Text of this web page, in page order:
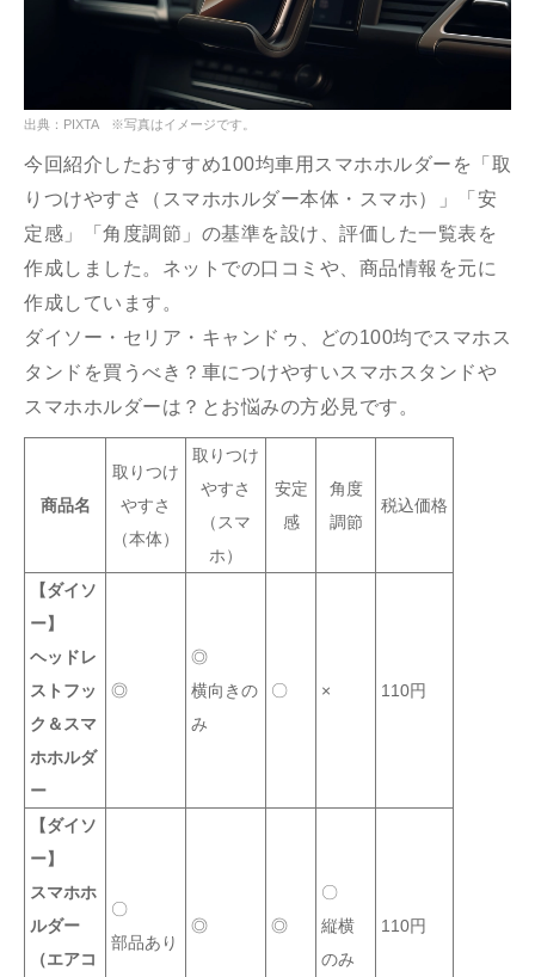
出典：PIXTA ※写真はイメージです。
今回紹介したおすすめ100均車用スマホホルダーを「取
りつけやすさ（スマホホルダー本体・スマホ）」「安
定感」「角度調節」の基準を設け、評価した一覧表を
作成しました。ネットでの口コミや、商品情報を元に
作成しています。
ダイソー・セリア・キャンドゥ、どの100均でスマホス
タンドを買うべき？車につけやすいスマホスタンドや
スマホホルダーは？とお悩みの方必見です。
商品名
取りつけ
やすさ
（本体）
取りつけ
やすさ
（スマ
ホ）
安定
感
角度
調節
税込価格
【ダイソ
ー】
ヘッドレ
ストフッ
ク＆スマ
ホホルダ
ー
◎
◎
横向きの
み
〇 × 110円
【ダイソ
ー】
スマホホ
ルダー
（エアコ
〇
部品あり
◎ ◎
〇
縦横
のみ
110円